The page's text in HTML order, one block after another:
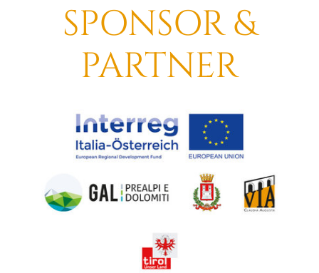
SPONSOR &
PARTNER